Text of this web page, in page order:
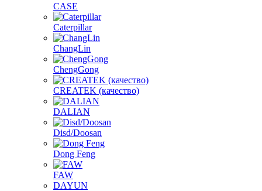
CASE
Caterpillar
ChangLin
ChengGong
CREATEK (качество)
DALIAN
Disd/Doosan
Dong Feng
FAW
DAYUN